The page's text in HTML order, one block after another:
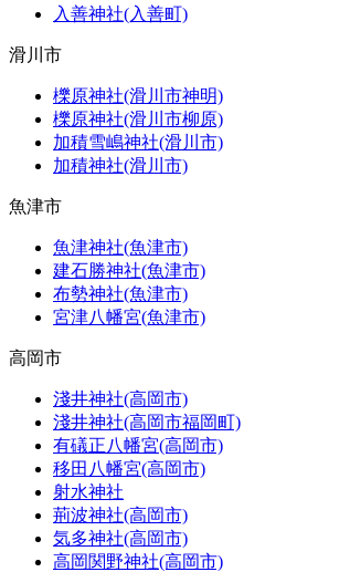
入善神社(入善町)
滑川市
櫟原神社(滑川市神明)
櫟原神社(滑川市柳原)
加積雪嶋神社(滑川市)
加積神社(滑川市)
魚津市
魚津神社(魚津市)
建石勝神社(魚津市)
布勢神社(魚津市)
宮津八幡宮(魚津市)
高岡市
淺井神社(高岡市)
淺井神社(高岡市福岡町)
有礒正八幡宮(高岡市)
移田八幡宮(高岡市)
射水神社
荊波神社(高岡市)
気多神社(高岡市)
高岡関野神社(高岡市)